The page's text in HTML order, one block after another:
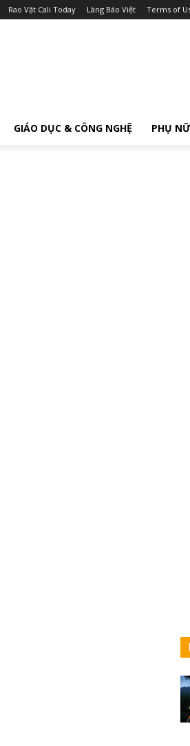
Rao Vặt Cali Today Làng Báo Việt Terms of
GIÁO DỤC & CÔNG NGHỆ PHỤ NỮ